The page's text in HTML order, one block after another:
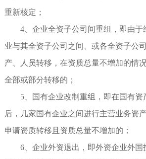
重新核定；
4、企业全资子公司间重组，即由于
业与其全资子公司之间、或各全资子公
产、人员转移，在资质总量不增加的情
全部或部分转移的；
5、国有企业改制重组，即在国有资
后，几家国有企业之间进行主营业务资
申请资质转移且资质总量不增加的；
6、企业外资退出，即外资企业外国